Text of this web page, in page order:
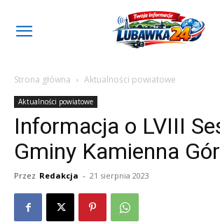
Strona główna Aktualności powiatowe
Aktualności powiatowe
Informacja o LVIII
Gminy Kamienna
Przez Redakcja - 21 sierpnia 2023